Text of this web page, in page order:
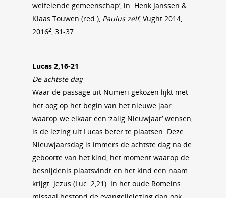
weifelende gemeenschap’, in: Henk Janssen &
Klaas Touwen (red.), Paulus zelf, Vught 2014,
20162, 31-37
Lucas 2,16-21
De achtste dag
Waar de passage uit Numeri gekozen lijkt met
het oog op het begin van het nieuwe jaar
waarop we elkaar een ‘zalig Nieuwjaar’ wensen,
is de lezing uit Lucas beter te plaatsen. Deze
Nieuwjaarsdag is immers de achtste dag na de
geboorte van het kind, het moment waarop de
besnijdenis plaatsvindt en het kind een naam
krijgt: Jezus (Luc. 2,21). In het oude Romeins